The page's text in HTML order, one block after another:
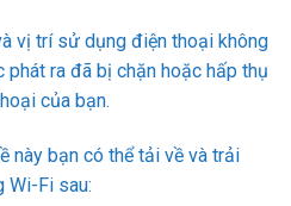
vị trí sử dụng điện thoại không
ra đã bị chặn hoặc hấp thụ
của bạn.
này bạn có thể tải về và trải
Wi-Fi sau: